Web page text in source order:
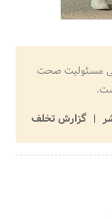
مسئولیت صحت
گزارش تخلف